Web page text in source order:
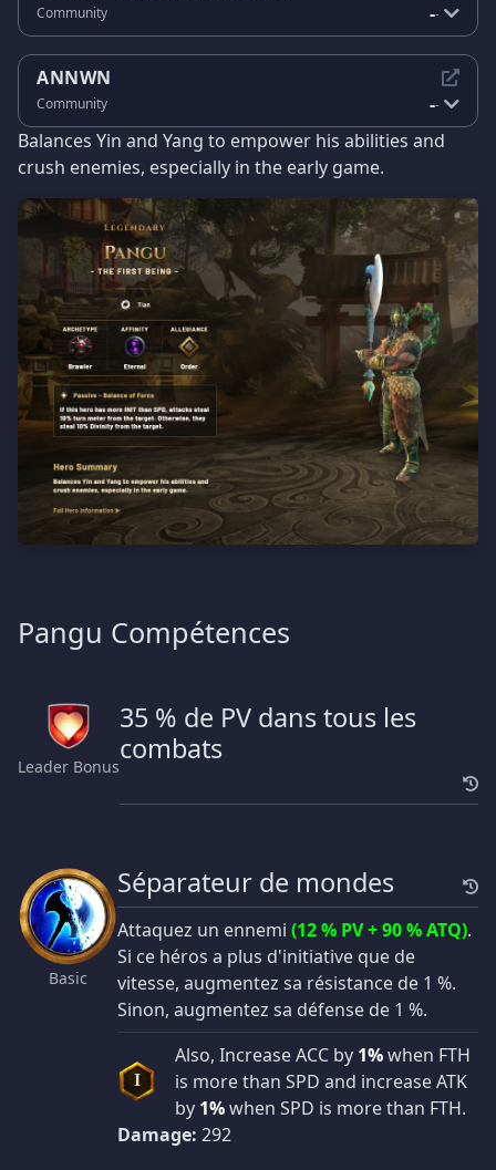
Community --
ANNWN
Community --
Balances Yin and Yang to empower his abilities and
crush enemies, especially in the early game.
Pangu Compétences
Leader Bonus
35 % de PV dans tous les
combats
Basic
Séparateur de mondes
Attaquez un ennemi (12 % PV + 90 % ATQ).
Si ce héros a plus d'initiative que de
vitesse, augmentez sa résistance de 1 %.
Sinon, augmentez sa défense de 1 %.
I
Also, Increase ACC by 1%when FTH
is more than SPD and increase ATK
by 1%when SPD is more than FTH.
Damage: 292